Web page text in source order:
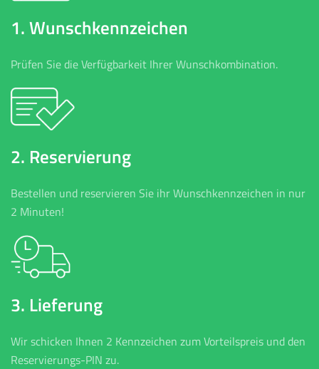
1. Wunschkennzeichen
Prüfen Sie die Verfügbarkeit Ihrer Wunschkombination.
2. Reservierung
Bestellen und reservieren Sie ihr Wunschkennzeichen in nur
2 Minuten!
3. Lieferung
Wir schicken Ihnen 2 Kennzeichen zum Vorteilspreis und den
Reservierungs-PIN zu.